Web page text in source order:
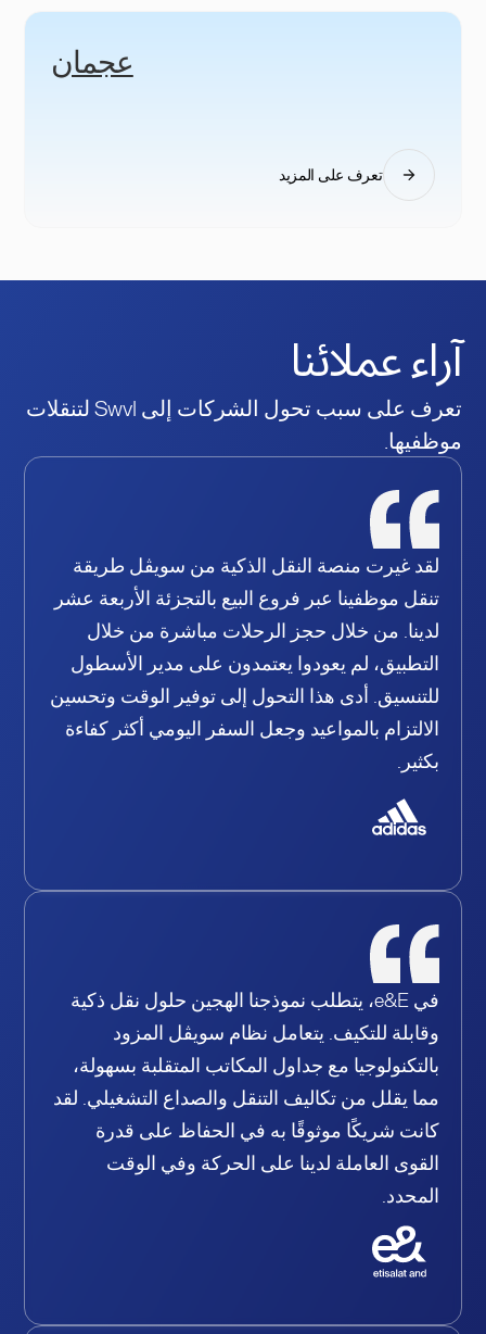
عجمان
تعرف على المزيد
آراء عملائنا
تعرف على سبب تحول الشركات إلى Swvl لتنقلات
موظفيها.
لقد غيرت منصة النقل الذكية من سويڤل طريقة
تنقل موظفينا عبر فروع البيع بالتجزئة الأربعة عشر
لدينا. من خلال حجز الرحلات مباشرة من خلال
التطبيق، لم يعودوا يعتمدون على مدير الأسطول
للتنسيق. أدى هذا التحول إلى توفير الوقت وتحسين
الالتزام بالمواعيد وجعل السفر اليومي أكثر كفاءة
بكثير.
في e&E، يتطلب نموذجنا الهجين حلول نقل ذكية
وقابلة للتكيف. يتعامل نظام سويڤل المزود
بالتكنولوجيا مع جداول المكاتب المتقلبة بسهولة،
مما يقلل من تكاليف التنقل والصداع التشغيلي. لقد
كانت شريكًا موثوقًا به في الحفاظ على قدرة
القوى العاملة لدينا على الحركة وفي الوقت
المحدد.